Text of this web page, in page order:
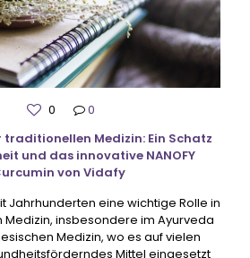
0
0
Medizin: Ein Schatz
und das innovative NANOFY
von Vidafy
Jahrhunderten eine wichtige Rolle in
insbesondere im Ayurveda
Medizin, wo es auf vielen
Mittel eingesetzt